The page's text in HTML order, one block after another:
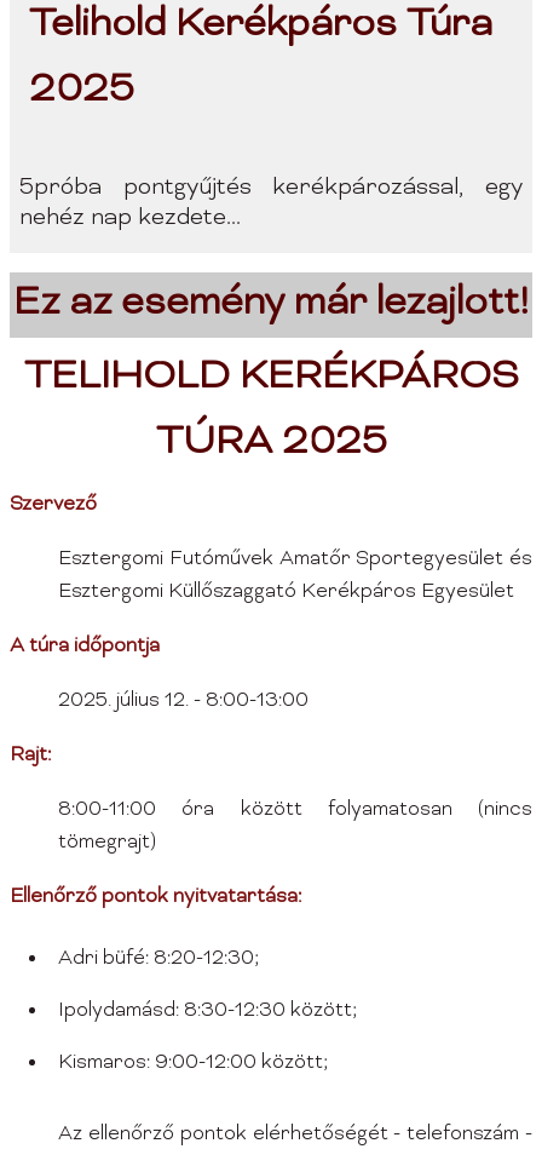
Telihold Kerékpáros Túra
2025
5próba pontgyűjtés kerékpározással, egy
nehéz nap kezdete...
Ez az esemény már lezajlott!
TELIHOLD KERÉKPÁROS
TÚRA 2025
Szervező
Esztergomi Futóművek Amatőr Sportegyesület és
Esztergomi Küllőszaggató Kerékpáros Egyesület
A túra időpontja
2025. július 12. - 8:00-13:00
Rajt:
8:00-11:00 óra között folyamatosan (nincs
tömegrajt)
Ellenőrző pontok nyitvatartása:
Adri büfé: 8:20-12:30;
Ipolydamásd: 8:30-12:30 között;
Kismaros: 9:00-12:00 között;
Az ellenőrző pontok elérhetőségét - telefonszám -